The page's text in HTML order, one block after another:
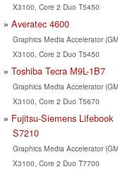
X3100, Core 2 Duo T5450
Averatec 4600
Graphics Media Accelerator
X3100, Core 2 Duo T5450
Toshiba Tecra M9L-1B7
Graphics Media Accelerator
X3100, Core 2 Duo T5670
Fujitsu-Siemens Lifebook
S7210
Graphics Media Accelerator
X3100, Core 2 Duo T7700